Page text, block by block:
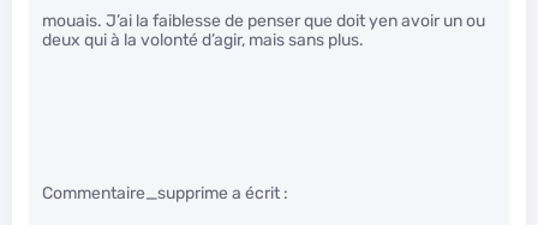
mouais. J’ai la faiblesse de penser que doit yen avoir un ou
deux qui à la volonté d’agir, mais sans plus.
Commentaire_supprime a écrit :